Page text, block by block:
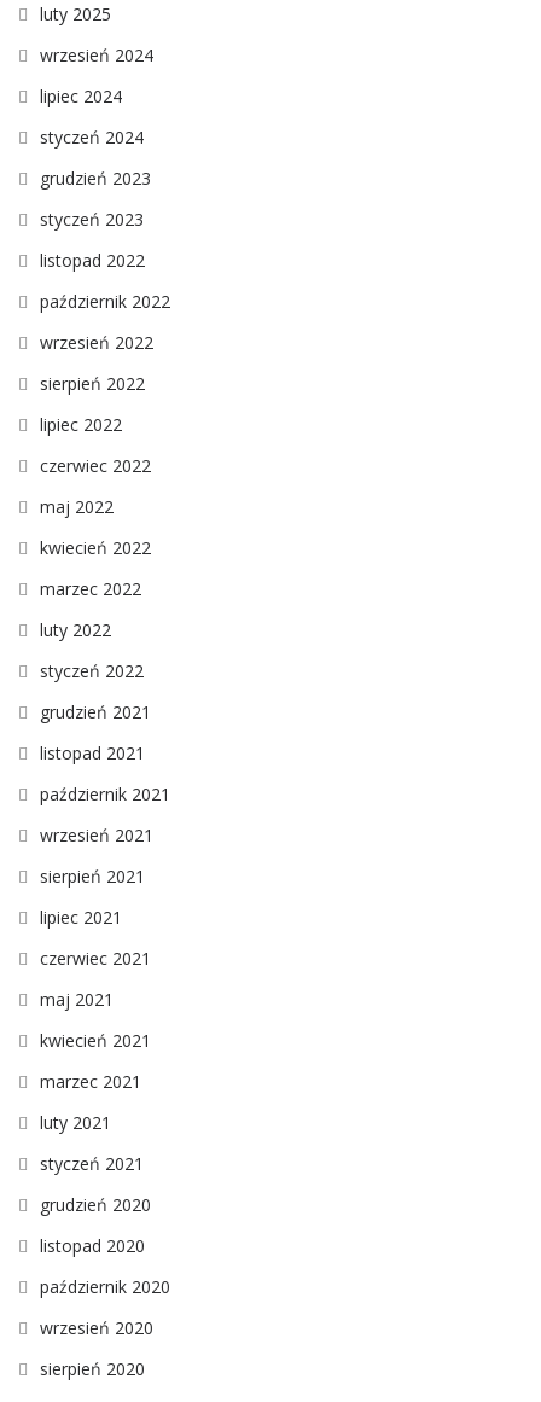
luty 2025
wrzesień 2024
lipiec 2024
styczeń 2024
grudzień 2023
styczeń 2023
listopad 2022
październik 2022
wrzesień 2022
sierpień 2022
lipiec 2022
czerwiec 2022
maj 2022
kwiecień 2022
marzec 2022
luty 2022
styczeń 2022
grudzień 2021
listopad 2021
październik 2021
wrzesień 2021
sierpień 2021
lipiec 2021
czerwiec 2021
maj 2021
kwiecień 2021
marzec 2021
luty 2021
styczeń 2021
grudzień 2020
listopad 2020
październik 2020
wrzesień 2020
sierpień 2020